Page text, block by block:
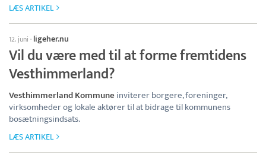
LÆS ARTIKEL
12. juni · ligeher.nu
Vil du være med til at forme fremtidens
Vesthimmerland?
Vesthimmerland Kommuneinviterer borgere, foreninger,
virksomheder og lokale aktører til at bidrage til kommunens
bosætningsindsats.
LÆS ARTIKEL